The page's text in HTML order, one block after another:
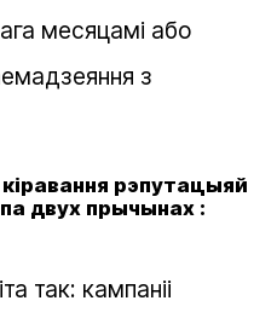
месяцамі або
з
рэпутацыяй
двух прычынах :
так: кампаніі